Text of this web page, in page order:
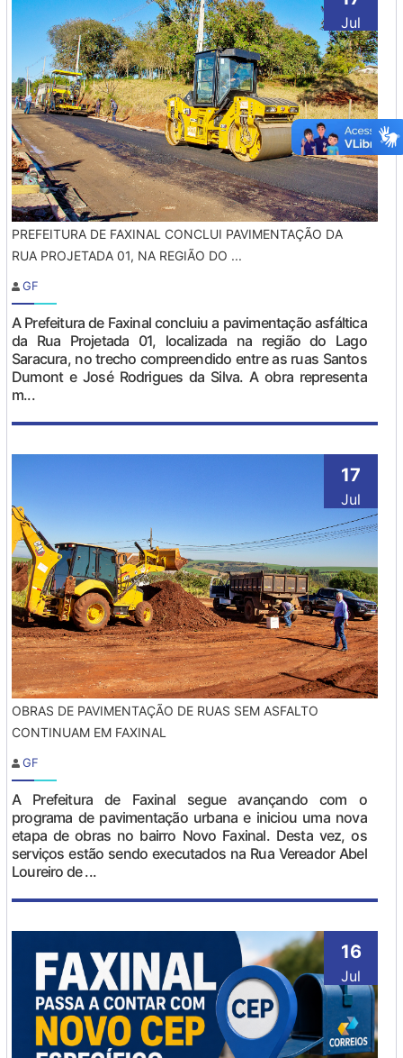
Jul
PREFEITURA DE FAXINAL CONCLUI PAVIMENTAÇÃO DA
RUA PROJETADA 01, NA REGIÃO DO ...
GF
A Prefeitura de Faxinal concluiu a pavimentação asfáltica
da Rua Projetada 01, localizada na região do Lago
Saracura, no trecho compreendido entre as ruas Santos
Dumont e José Rodrigues da Silva. A obra representa
m...
17
Jul
OBRAS DE PAVIMENTAÇÃO DE RUAS SEM ASFALTO
CONTINUAM EM FAXINAL
GF
A Prefeitura de Faxinal segue avançando com o
programa de pavimentação urbana e iniciou uma nova
etapa de obras no bairro Novo Faxinal. Desta vez, os
serviços estão sendo executados na Rua Vereador Abel
Loureiro de ...
16
Jul